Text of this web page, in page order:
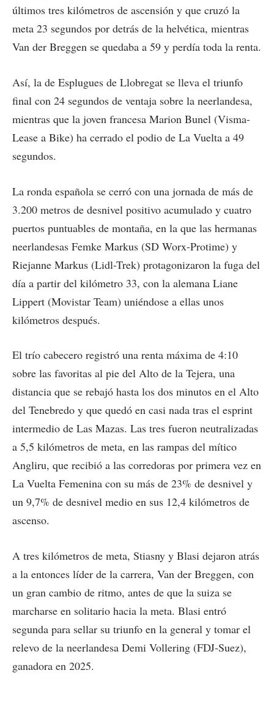
últimos tres kilómetros de ascensión y que cruzó la
meta 23 segundos por detrás de la helvética, mientras
Van der Breggen se quedaba a 59 y perdía toda la renta.
Así, la de Esplugues de Llobregat se lleva el triunfo
final con 24 segundos de ventaja sobre la neerlandesa,
mientras que la joven francesa Marion Bunel (Visma-
Lease a Bike) ha cerrado el podio de La Vuelta a 49
segundos.
La ronda española se cerró con una jornada de más de
3.200 metros de desnivel positivo acumulado y cuatro
puertos puntuables de montaña, en la que las hermanas
neerlandesas Femke Markus (SD Worx-Protime) y
Riejanne Markus (Lidl-Trek) protagonizaron la fuga del
día a partir del kilómetro 33, con la alemana Liane
Lippert (Movistar Team) uniéndose a ellas unos
kilómetros después.
El trío cabecero registró una renta máxima de 4:10
sobre las favoritas al pie del Alto de la Tejera, una
distancia que se rebajó hasta los dos minutos en el Alto
del Tenebredo y que quedó en casi nada tras el esprint
intermedio de Las Mazas. Las tres fueron neutralizadas
a 5,5 kilómetros de meta, en las rampas del mítico
Angliru, que recibió a las corredoras por primera vez en
La Vuelta Femenina con su más de 23% de desnivel y
un 9,7% de desnivel medio en sus 12,4 kilómetros de
ascenso.
A tres kilómetros de meta, Stiasny y Blasi dejaron atrás
a la entonces líder de la carrera, Van der Breggen, con
un gran cambio de ritmo, antes de que la suiza se
marcharse en solitario hacia la meta. Blasi entró
segunda para sellar su triunfo en la general y tomar el
relevo de la neerlandesa Demi Vollering (FDJ-Suez),
ganadora en 2025.